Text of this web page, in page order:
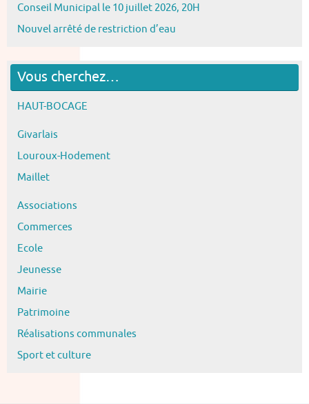
Conseil Municipal le 10 juillet 2026, 20H
Nouvel arrêté de restriction d’eau
Vous cherchez…
HAUT-BOCAGE
Givarlais
Louroux-Hodement
Maillet
Associations
Commerces
Ecole
Jeunesse
Mairie
Patrimoine
Réalisations communales
Sport et culture